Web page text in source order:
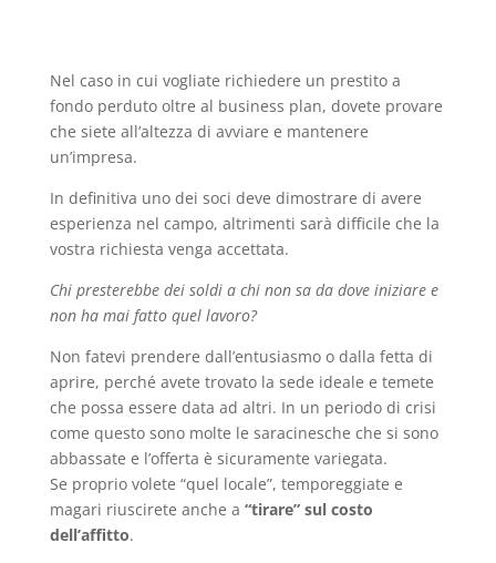
Nel caso in cui vogliate richiedere un prestito a
fondo perduto oltre al business plan, dovete provare
che siete all’altezza di avviare e mantenere
un’impresa.
In definitiva uno dei soci deve dimostrare di avere
esperienza nel campo, altrimenti sarà difficile che la
vostra richiesta venga accettata.
Chi presterebbe dei soldi a chi non sa da dove iniziare e
non ha mai fatto quel lavoro?
Non fatevi prendere dall’entusiasmo o dalla fetta di
aprire, perché avete trovato la sede ideale e temete
che possa essere data ad altri. In un periodo di crisi
come questo sono molte le saracinesche che si sono
abbassate e l’offerta è sicuramente variegata.
Se proprio volete “quel locale”, temporeggiate e
magari riuscirete anche a “tirare” sul costo
dell’affitto.